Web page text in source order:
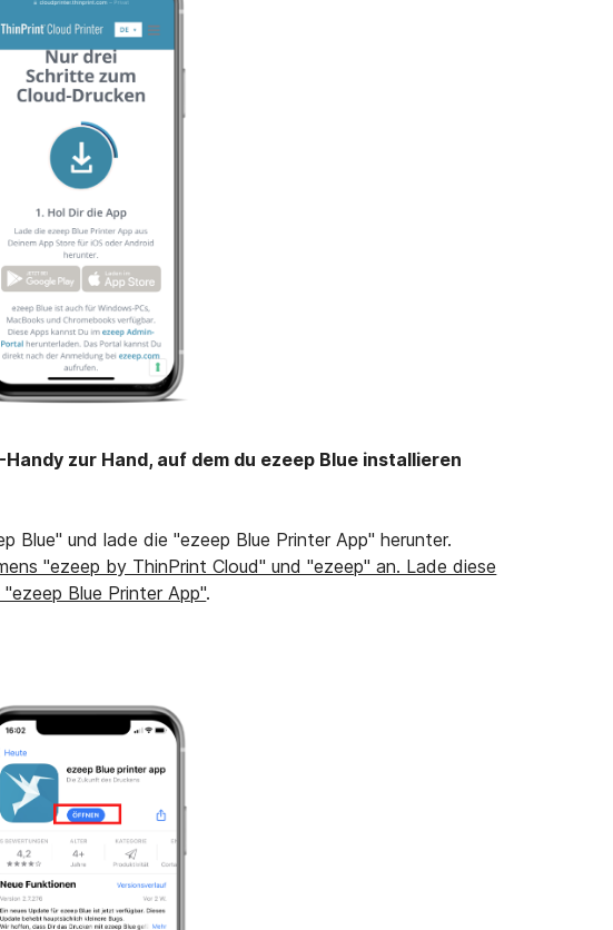
zur Hand, auf dem du ezeep Blue installieren
Blue" und lade die "ezeep Blue Printer App" herunter.
"ezeep by ThinPrint Cloud" und "ezeep" an. Lade diese
Blue Printer App".